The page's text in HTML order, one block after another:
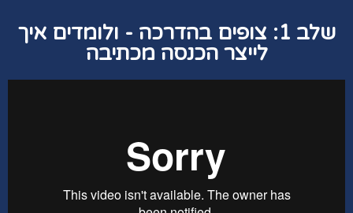
שלב 1: צופים בהדרכה - ולומדים איך
לייצר הכנסה מכתיבה